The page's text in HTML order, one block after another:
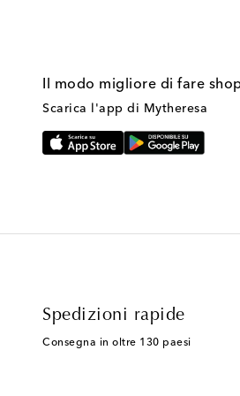
Il modo migliore di fare
Scarica l'app di Mytheresa
Spedizioni rapide
Consegna in oltre 130 paesi